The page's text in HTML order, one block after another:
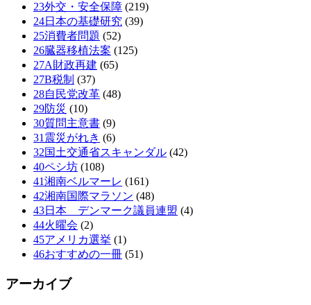
23外交・安全保障 (219)
24日本の基礎研究 (39)
25消費者問題 (52)
26臓器移植法案 (125)
27A財政再建 (65)
27B税制 (37)
28自民党改革 (48)
29防災 (10)
30質問主意書 (9)
31震災がれき (6)
32国土交通省スキャンダル (42)
40ペシ坊 (108)
41湘南ベルマーレ (161)
42湘南国際マラソン (48)
43日本 デンマーク議員連盟 (4)
44火曜会 (2)
45アメリカ選挙 (1)
46おすすめの一冊 (51)
アーカイブ